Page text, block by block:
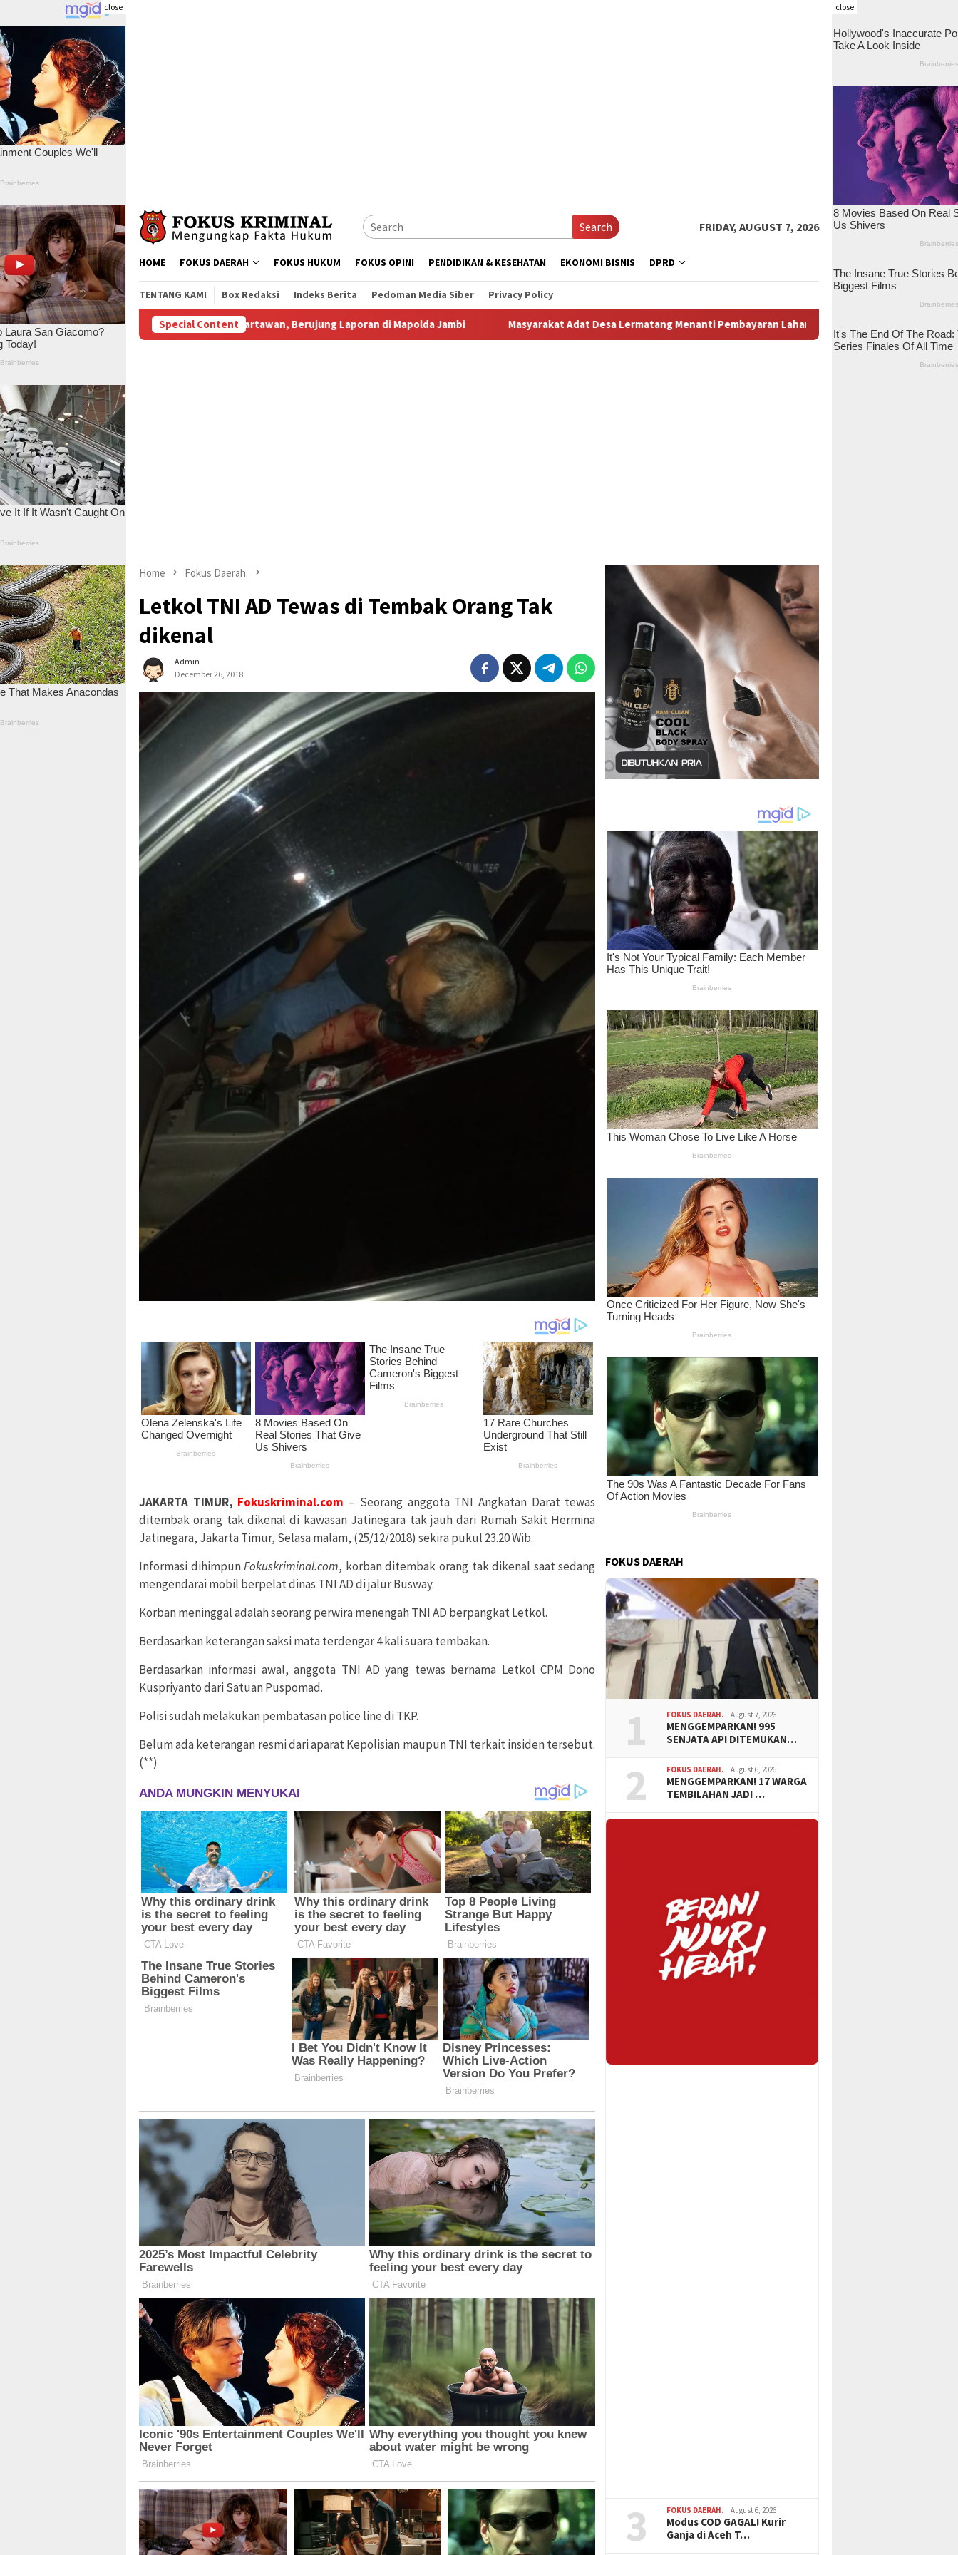
close close
Search FRIDAY, AUGUST 7, 2026
HOME FOKUS DAERAH FOKUS HUKUM FOKUS OPINI PENDIDIKAN & KESEHATAN EKONOMI BISNIS DPRD
TENTANG KAMI Box Redaksi Indeks Berita Pedoman Media Siber Privacy Policy
Special Content
Subsidi Aniaya Wartawan, Berujung Laporan di Mapolda Jambi Masyarakat Adat Desa Lermatang Menanti Pembayaran Lahan: Antara Dugaan Konspirasi dan Bayang-Bayang “Makelar
Home Fokus Daerah.
Letkol TNI AD Tewas di Tembak Orang Tak
dikenal
Admin
December 26, 2018
JAKARTA TIMUR, Fokuskriminal.com – Seorang anggota TNI Angkatan Darat tewas
ditembak orang tak dikenal di kawasan Jatinegara tak jauh dari Rumah Sakit Hermina
Jatinegara, Jakarta Timur, Selasa malam, (25/12/2018) sekira pukul 23.20 Wib.
Informasi dihimpunFokuskriminal.com, korban ditembak orang tak dikenal saat sedang
mengendarai mobil berpelat dinas TNI AD di jalur Busway.
Korban meninggal adalah seorang perwira menengah TNI AD berpangkat Letkol.
Berdasarkan keterangan saksi mata terdengar 4 kali suara tembakan.
Berdasarkan informasi awal, anggota TNI AD yang tewas bernama Letkol CPM Dono
Kuspriyanto dari Satuan Puspomad.
Polisi sudah melakukan pembatasan police line di TKP.
Belum ada keterangan resmi dari aparat Kepolisian maupun TNI terkait insiden tersebut.
(**)
FOKUS DAERAH
1 FOKUS DAERAH. August 7, 2026
MENGGEMPARKAN! 995
SENJATA API DITEMUKAN…
2 FOKUS DAERAH. August 6, 2026
MENGGEMPARKAN! 17 WARGA
TEMBILAHAN JADI …
3 FOKUS DAERAH. August 6, 2026
Modus COD GAGAL! Kurir
Ganja di Aceh T…